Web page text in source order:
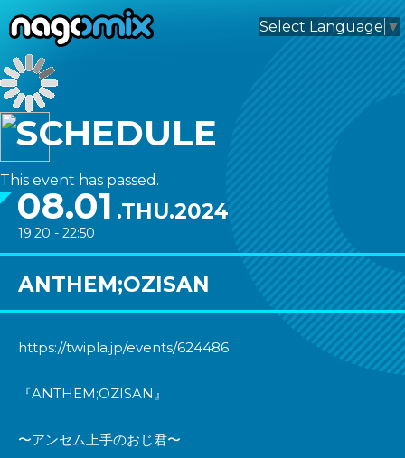
Select Language ▼
SCHEDULE
This event has passed.
08.01 .THU.2024
19:20 - 22:50
ANTHEM;OZISAN
https://twipla.jp/events/624486
『ANTHEM;OZISAN』
〜アンセム上手のおじ君〜